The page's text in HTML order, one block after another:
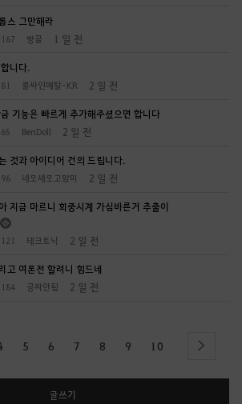
스 그만해라
167 빵꿀 1 일 전
니다.
81 콜싸인메탈-KR 2 일 전
기능은 빠르게 추가해주셨으면 합니다
65 BenDoll 2 일 전
것과 아이디어 건의 드립니다.
96 네모세모고먐미 2 일 전
지금 마르니 회중시계 가심바른거 추출이
121 테크토닉 2 일 전
고 여론전 할려니 힘드네
184 공짜안됨 2 일 전
5 6 7 8 9 10 next
글쓰기